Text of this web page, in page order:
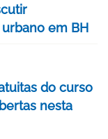
em BH
do curso
nesta